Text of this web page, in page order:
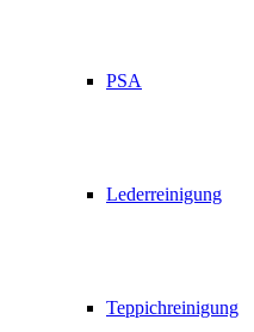
PSA
Lederreinigung
Teppichreinigung